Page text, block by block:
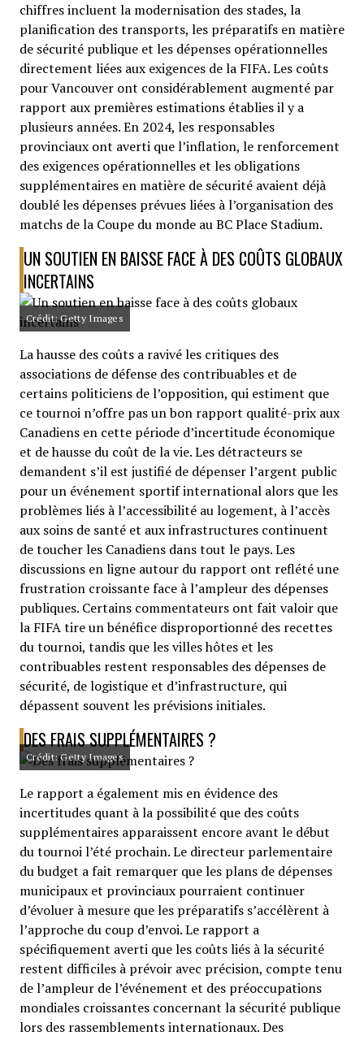
chiffres incluent la modernisation des stades, la
planification des transports, les préparatifs en matière
de sécurité publique et les dépenses opérationnelles
directement liées aux exigences de la FIFA. Les coûts
pour Vancouver ont considérablement augmenté par
rapport aux premières estimations établies il y a
plusieurs années. En 2024, les responsables
provinciaux ont averti que l’inflation, le renforcement
des exigences opérationnelles et les obligations
supplémentaires en matière de sécurité avaient déjà
doublé les dépenses prévues liées à l’organisation des
matchs de la Coupe du monde au BC Place Stadium.
UN SOUTIEN EN BAISSE FACE À DES COÛTS GLOBAUX
INCERTAINS
Crédit: Getty Images
La hausse des coûts a ravivé les critiques des
associations de défense des contribuables et de
certains politiciens de l’opposition, qui estiment que
ce tournoi n’offre pas un bon rapport qualité-prix aux
Canadiens en cette période d’incertitude économique
et de hausse du coût de la vie. Les détracteurs se
demandent s’il est justifié de dépenser l’argent public
pour un événement sportif international alors que les
problèmes liés à l’accessibilité au logement, à l’accès
aux soins de santé et aux infrastructures continuent
de toucher les Canadiens dans tout le pays. Les
discussions en ligne autour du rapport ont reflété une
frustration croissante face à l’ampleur des dépenses
publiques. Certains commentateurs ont fait valoir que
la FIFA tire un bénéfice disproportionné des recettes
du tournoi, tandis que les villes hôtes et les
contribuables restent responsables des dépenses de
sécurité, de logistique et d’infrastructure, qui
dépassent souvent les prévisions initiales.
DES FRAIS SUPPLÉMENTAIRES ?
Crédit: Getty Images
Le rapport a également mis en évidence des
incertitudes quant à la possibilité que des coûts
supplémentaires apparaissent encore avant le début
du tournoi l’été prochain. Le directeur parlementaire
du budget a fait remarquer que les plans de dépenses
municipaux et provinciaux pourraient continuer
d’évoluer à mesure que les préparatifs s’accélèrent à
l’approche du coup d’envoi. Le rapport a
spécifiquement averti que les coûts liés à la sécurité
restent difficiles à prévoir avec précision, compte tenu
de l’ampleur de l’événement et des préoccupations
mondiales croissantes concernant la sécurité publique
lors des rassemblements internationaux. Des